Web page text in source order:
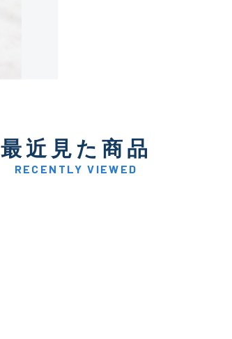
C-
い品
最近見た商品
RECENTLY VIEWED